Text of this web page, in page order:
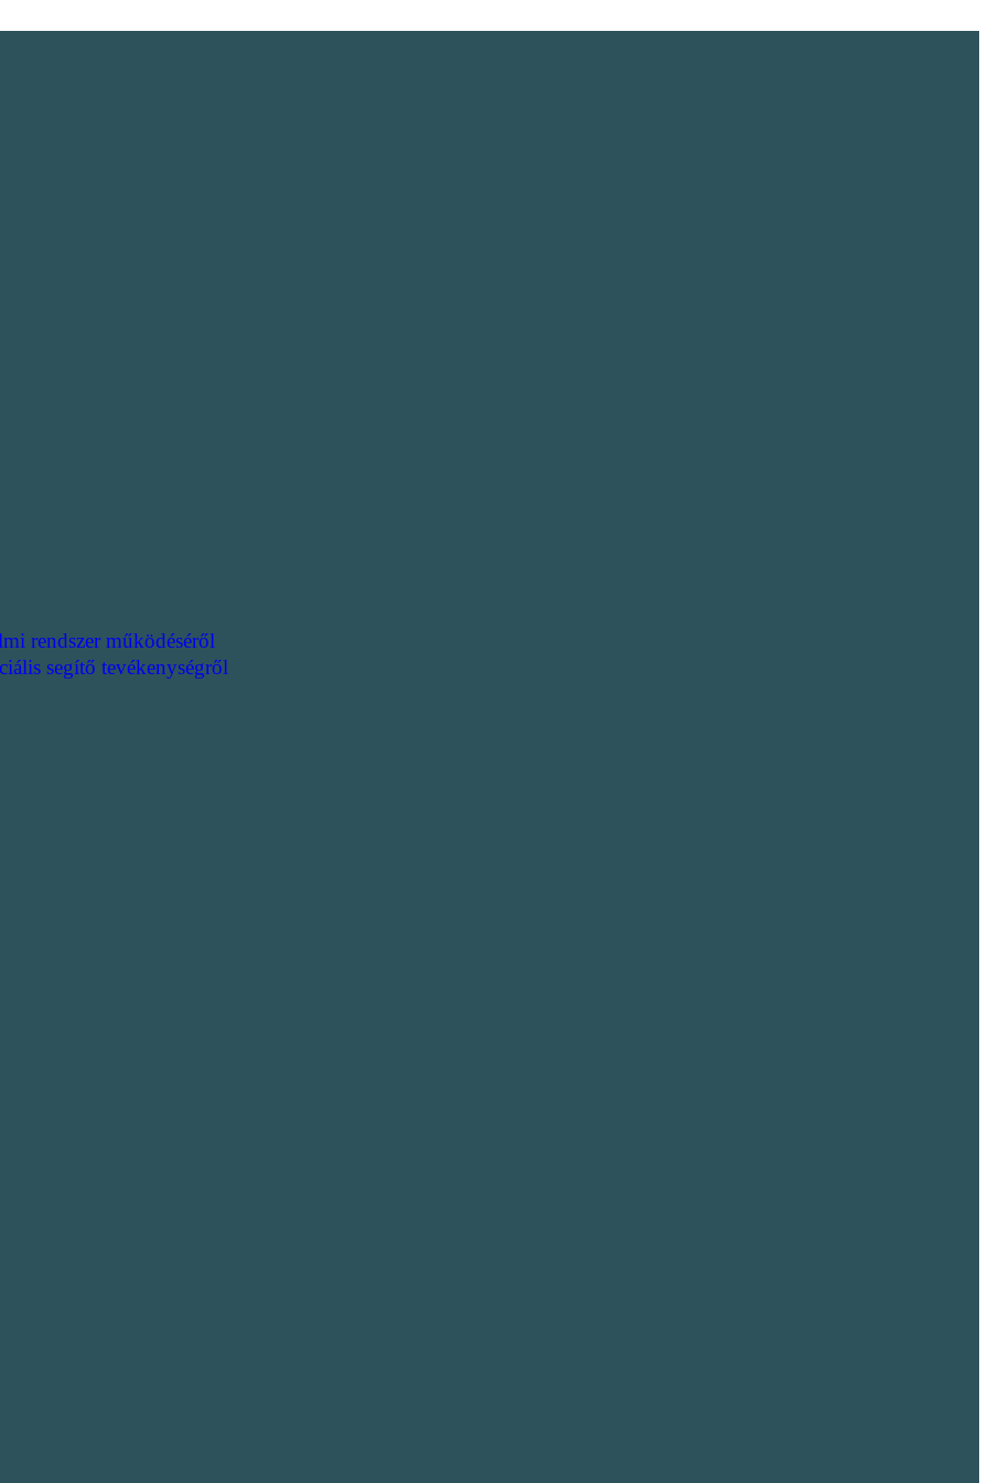
rendszer működéséről
segítő tevékenységről